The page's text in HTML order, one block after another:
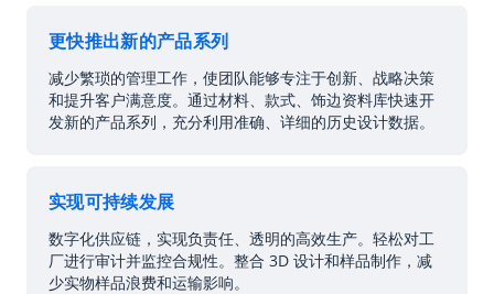
更快推出新的产品系列
减少繁琐的管理工作，使团队能够专注于创新、战略决策
和提升客户满意度。通过材料、款式、饰边资料库快速开
发新的产品系列，充分利用准确、详细的历史设计数据。
实现可持续发展
数字化供应链，实现负责任、透明的高效生产。轻松对工
厂进行审计并监控合规性。整合 3D 设计和样品制作，减
少实物样品浪费和运输影响。